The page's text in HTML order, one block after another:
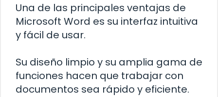
Una de las principales ventajas de
Microsoft Word es su interfaz intuitiva
y fácil de usar.
Su diseño limpio y su amplia gama de
funciones hacen que trabajar con
documentos sea rápido y eficiente.